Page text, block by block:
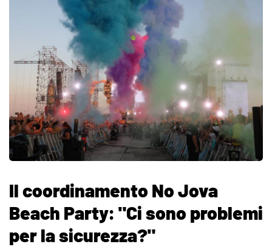
Il coordinamento No Jova
Beach Party: "Ci sono problemi
per la sicurezza?"